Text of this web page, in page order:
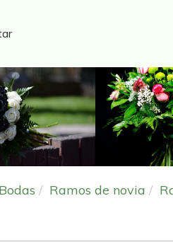
Bodas Ramos de novia